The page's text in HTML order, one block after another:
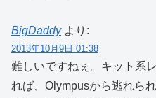
BigDaddy より:
2013年10月9日 01:38
難しいですねぇ。キット系
れば、Olympusから逃れら